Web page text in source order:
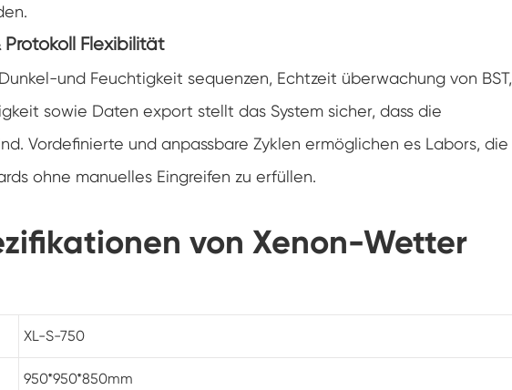
Wärme kalte Feuchtigkeit kammer
Temperatur kammer
Umwelt Stress Kammer
Ausrüstung für beschleunigte
Temperatur-Schüttler-Kammer
Flexibilität
und Feuchtigkeit sequenzen, Echtzeit überwachung von BST,
sowie Daten export stellt das System sicher, dass die
Vordefinierte und anpassbare Zyklen ermöglichen es Labors, die
ohne manuelles Eingreifen zu erfüllen.
von Xenon-Wetter
XL-S-750
950*950*850mm